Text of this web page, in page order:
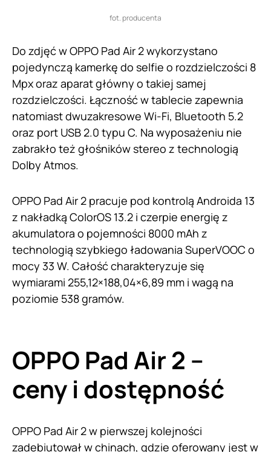
fot. producenta
Do zdjęć w OPPO Pad Air 2 wykorzystano
pojedynczą kamerkę do selfie o rozdzielczości 8
Mpx oraz aparat główny o takiej samej
rozdzielczości. Łączność w tablecie zapewnia
natomiast dwuzakresowe Wi-Fi, Bluetooth 5.2
oraz port USB 2.0 typu C. Na wyposażeniu nie
zabrakło też głośników stereo z technologią
Dolby Atmos.
OPPO Pad Air 2 pracuje pod kontrolą Androida 13
z nakładką ColorOS 13.2 i czerpie energię z
akumulatora o pojemności 8000 mAh z
technologią szybkiego ładowania SuperVOOC o
mocy 33 W. Całość charakteryzuje się
wymiarami 255,12×188,04×6,89 mm i wagą na
poziomie 538 gramów.
OPPO Pad Air 2 –
ceny i dostępność
OPPO Pad Air 2 w pierwszej kolejności
zadebiutował w chinach, gdzie oferowany jest w